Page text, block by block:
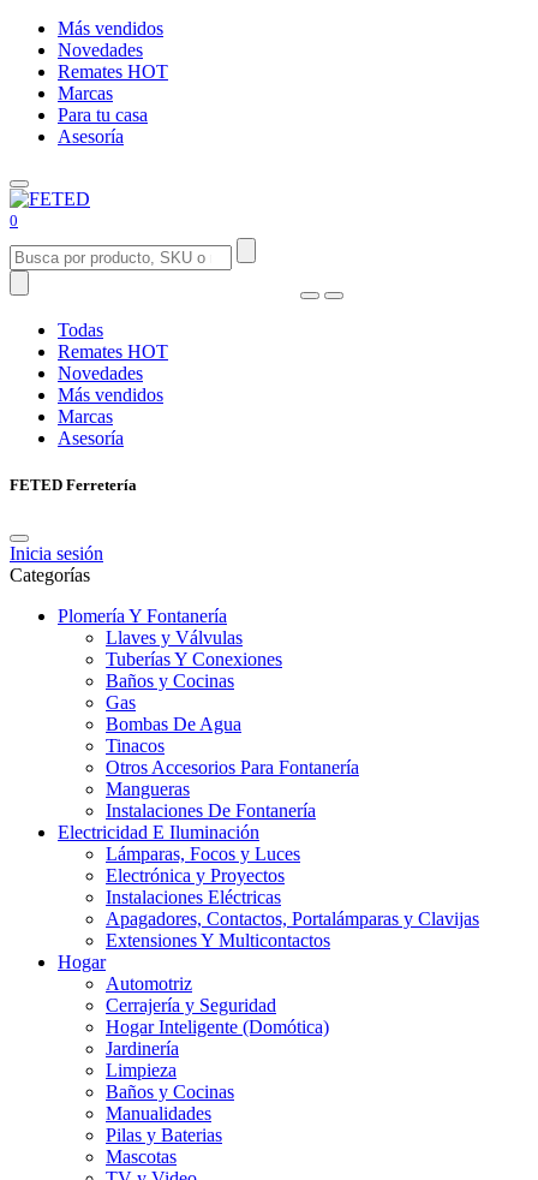
Más vendidos
Novedades
Remates HOT
Marcas
Para tu casa
Asesoría
0
Todas
Remates HOT
Novedades
Más vendidos
Marcas
Asesoría
FETED Ferretería
Inicia sesión
Categorías
Plomería Y Fontanería
Llaves y Válvulas
Tuberías Y Conexiones
Baños y Cocinas
Gas
Bombas De Agua
Tinacos
Otros Accesorios Para Fontanería
Mangueras
Instalaciones De Fontanería
Electricidad E Iluminación
Lámparas, Focos y Luces
Electrónica y Proyectos
Instalaciones Eléctricas
Apagadores, Contactos, Portalámparas y Clavijas
Extensiones Y Multicontactos
Hogar
Automotriz
Cerrajería y Seguridad
Hogar Inteligente (Domótica)
Jardinería
Limpieza
Baños y Cocinas
Manualidades
Pilas y Baterias
Mascotas